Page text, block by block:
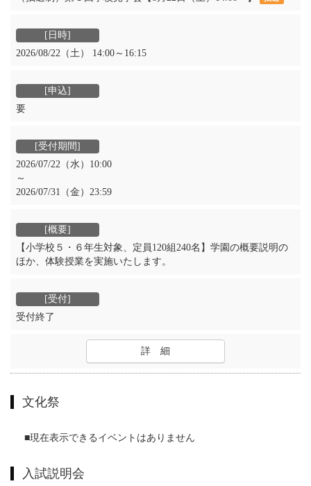
2026/08/22（土） 14:00～16:15
要
2026/07/22（水）10:00
～
2026/07/31（金）23:59
【小学校５・６年生対象、定員120組240名】学園の概要説明の
ほか、体験授業を実施いたします。
受付終了
詳 細
文化祭
■現在表示できるイベントはありません
入試説明会